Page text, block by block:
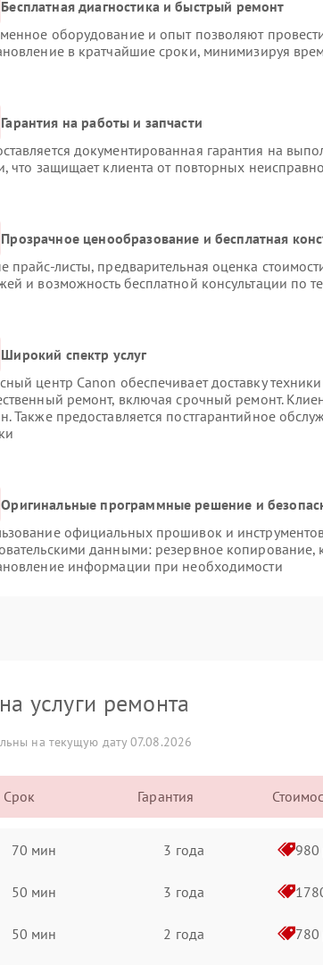
Бесплатная диагностика и быстрый ремонт
оборудование и опыт позволяют
в кратчайшие сроки, минимизируя
Гарантия на работы и запчасти
документированная гарантия на
что защищает клиента от повторных
Прозрачное ценообразование и бесплатная
прайс-листы, предварительная оценка
и возможность бесплатной консультации по
Широкий спектр услуг
центр Canon обеспечивает доставку
ремонт, включая срочный ремонт.
Также предоставляется постгарантийное
Оригинальные программные решение и
официальных прошивок и
данными: резервное копирование,
информации при необходимости
услуги ремонта
на текущую дату 07.08.2026
Срок Гарантия
70 мин 3 года 980
50 мин 3 года
50 мин 2 года 780